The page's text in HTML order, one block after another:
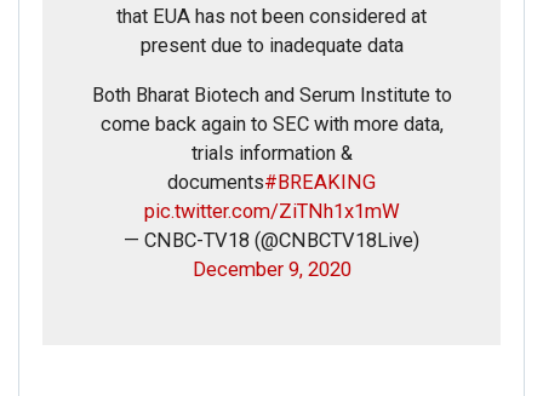
that EUA has not been considered at
present due to inadequate data
Both Bharat Biotech and Serum Institute to
come back again to SEC with more data,
trials information &
documents#BREAKING
pic.twitter.com/ZiTNh1x1mW
— CNBC-TV18 (@CNBCTV18Live)
December 9, 2020